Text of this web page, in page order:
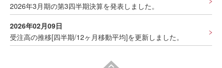
2026年3月期の第3四半期決算を発表しました。
2026年02月09日
受注高の推移[四半期/12ヶ月移動平均]を更新しました。